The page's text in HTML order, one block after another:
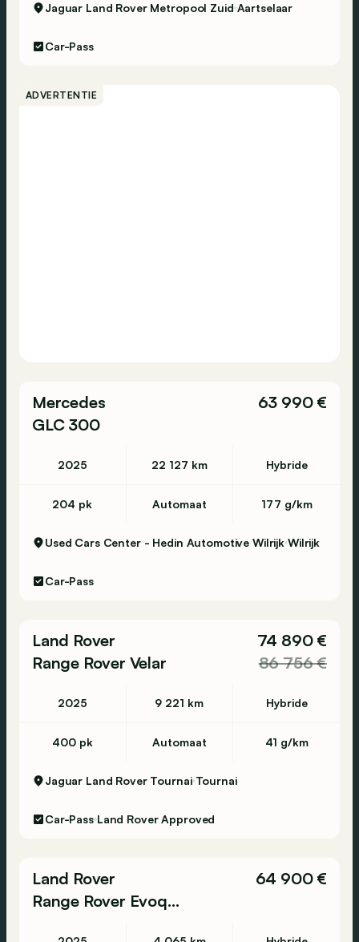
Jaguar Land Rover Metropool Zuid Aartselaar
Car-Pass
ADVERTENTIE
Mercedes
GLC 300
63 990 €
2025 22 127 km Hybride
204 pk Automaat 177 g/km
Used Cars Center - Hedin Automotive Wilrijk Wilrijk
Car-Pass
Land Rover
Range Rover Velar
74 890 €
86 756 €
2025 9 221 km Hybride
400 pk Automaat 41 g/km
Jaguar Land Rover Tournai Tournai
Car-Pass Land Rover Approved
Land Rover
Range Rover Evoque
64 900 €